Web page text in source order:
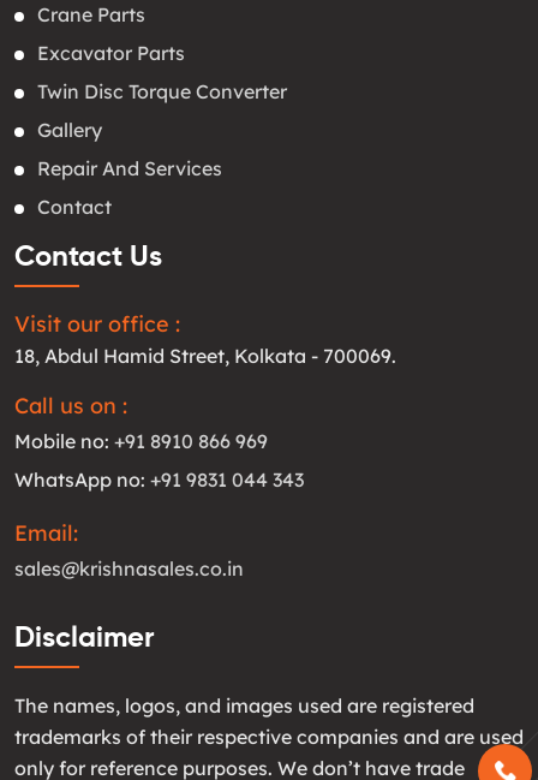
Crane Parts
Excavator Parts
Twin Disc Torque Converter
Gallery
Repair And Services
Contact
Contact Us
Visit our office :
18, Abdul Hamid Street, Kolkata - 700069.
Call us on :
Mobile no: +91 8910 866 969
WhatsApp no: +91 9831 044 343
Email:
sales@krishnasales.co.in
Disclaimer
The names, logos, and images used are registered
trademarks of their respective companies and are used
only for reference purposes. We don’t have trade